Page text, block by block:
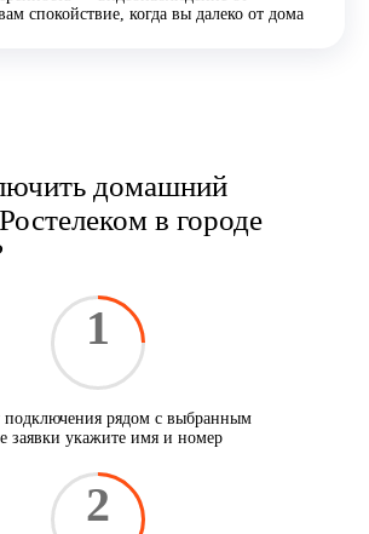
спокойствие, когда вы далеко от дома
домашний
в городе
1
рядом с выбранным
заявки укажите имя и номер
2